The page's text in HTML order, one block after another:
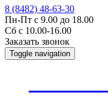
8 (8482) 48-63-30
Пн-Пт с 9.00 до 18.00
Сб с 10.00-16.00
Заказать звонок
Toggle navigation